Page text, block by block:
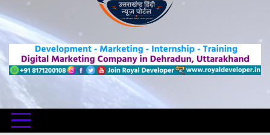
Uttarakhand Hindi News Portal